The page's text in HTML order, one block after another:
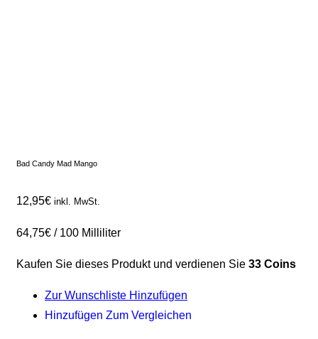
Bad Candy Mad Mango
12,95€ inkl. MwSt.
64,75€ / 100 Milliliter
Kaufen Sie dieses Produkt und verdienen Sie 33 Coins
Zur Wunschliste Hinzufügen
Hinzufügen Zum Vergleichen